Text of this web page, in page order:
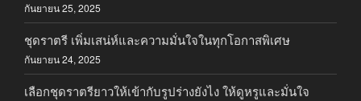
กันยายน 25, 2025
ชุดราตรี เพิ่มเสน่ห์และความมั่นใจในทุกโอกาสพิเศษ
กันยายน 24, 2025
เลือกชุดราตรียาวให้เข้ากับรูปร่างยังไง ให้ดูหรูและมั่นใจ